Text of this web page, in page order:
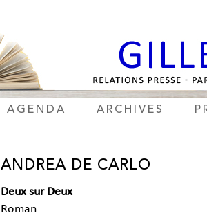
AGENDA ARCHIVES
ANDREA DE CARLO
Deux sur Deux
Roman